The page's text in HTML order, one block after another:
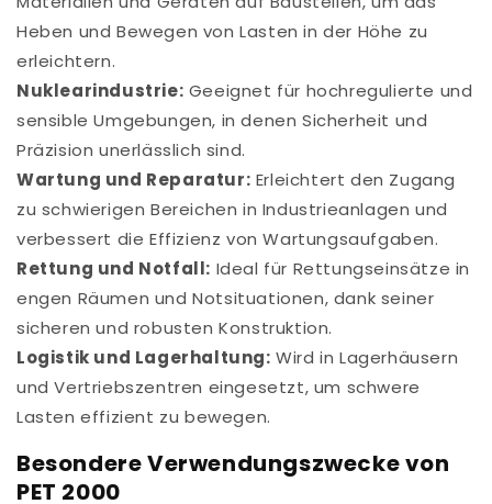
Heben und Bewegen von Lasten in der Höhe zu
erleichtern.
Nuklearindustrie: Geeignet für hochregulierte und
sensible Umgebungen, in denen Sicherheit und
Präzision unerlässlich sind.
Wartung und Reparatur: Erleichtert den Zugang
zu schwierigen Bereichen in Industrieanlagen und
verbessert die Effizienz von Wartungsaufgaben.
Rettung und Notfall: Ideal für Rettungseinsätze in
engen Räumen und Notsituationen, dank seiner
sicheren und robusten Konstruktion.
Logistik und Lagerhaltung: Wird in Lagerhäusern
und Vertriebszentren eingesetzt, um schwere
Lasten effizient zu bewegen.
Besondere Verwendungszwecke von
PET 2000